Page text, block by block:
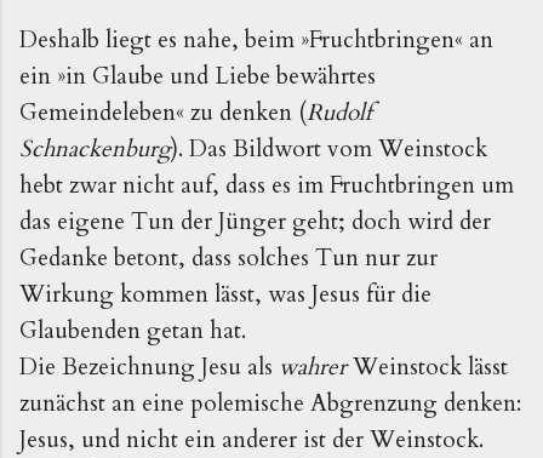
Deshalb liegt es nahe, beim »Fruchtbringen« an
ein »in Glaube und Liebe bewährtes
Gemeindeleben« zu denken (Rudolf
Schnackenburg). Das Bildwort vom Weinstock
hebt zwar nicht auf, dass es im Fruchtbringen um
das eigene Tun der Jünger geht; doch wird der
Gedanke be­tont, dass solches Tun nur zur
Wirkung kommen lässt, was Jesus für die
Glaubenden getan hat.
Die Bezeichnung Jesu als wahrerWeinstock lässt
zunächst an eine polemische Abgrenzung denken:
Jesus, und nicht ein anderer ist der Weinstock.